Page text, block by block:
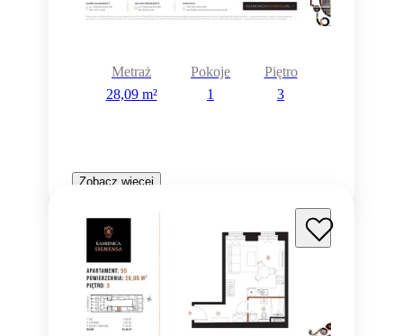
Metraż
28,09 m²
Pokoje
1
Piętro
3
Zobacz więcej